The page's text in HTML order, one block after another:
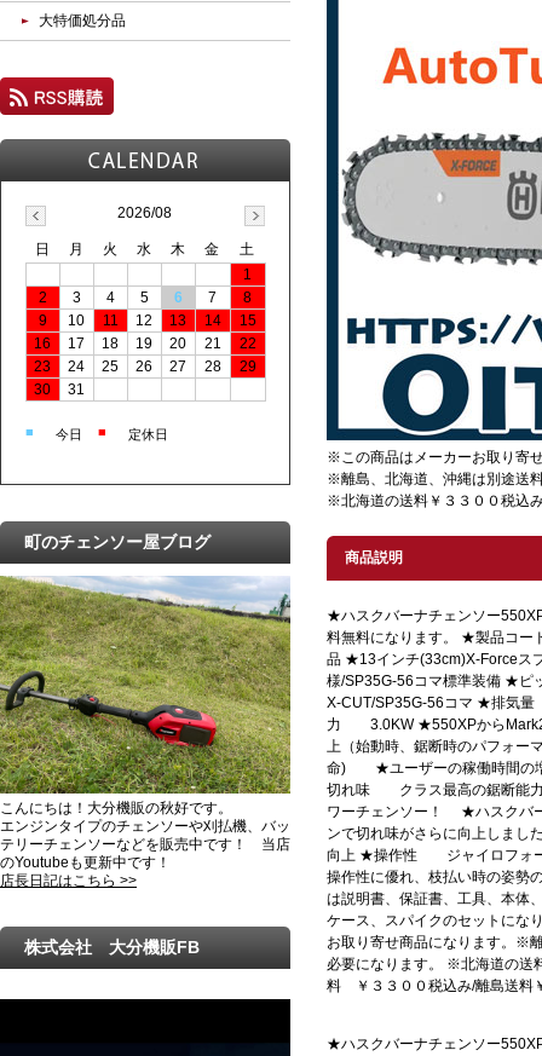
※この商品はメーカーお取り寄
※離島、北海道、沖縄は別途送
※北海道の送料￥３３００税込
商品説明
★ハスクバーナチェンソー
料無料になります。 ★製品コ
品 ★13インチ(33cm)X-Forceス
様/SP35G-56コマ標準装備 ★
X-CUT/SP35G-56コマ ★
力 3.0KW ★550XPから
上（始動時、鋸断時のパフォ
命) ★ユーザーの稼働時間の
切れ味 クラス最高の鋸断能力
ワーチェンソー！ ★ハスクバ
ンで切れ味がさらに向上しまし
向上 ★操作性 ジャイロフォー
操作性に優れ、枝払い時の姿勢
は説明書、保証書、工具、本体
ケース、スパイクのセットにな
お取り寄せ商品になります。※
必要になります。 ※北海道の送
料 ￥３３００税込み/離島送料
★ハスクバーナチェンソー
大特価処分品
2026/08
日 月 火 水 木 金
土
1
2
3 4 5 6 7
8
9
10 11 12 13 14
15
16
17 18 19 20 21
22
23
24 25 26 27 28
29
30
31
■ 今日 ■ 定休日
町のチェンソー屋ブログ
こんにちは！大分機販の秋好です。
エンジンタイプのチェンソーや刈払機、バッ
テリーチェンソーなどを販売中です！ 当店
のYoutubeも更新中です！
店長日記はこちら >>
株式会社 大分機販FB